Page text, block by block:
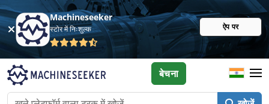
Machineseeker
स्टोर में निःशुल्क ऐप पर
बेचना